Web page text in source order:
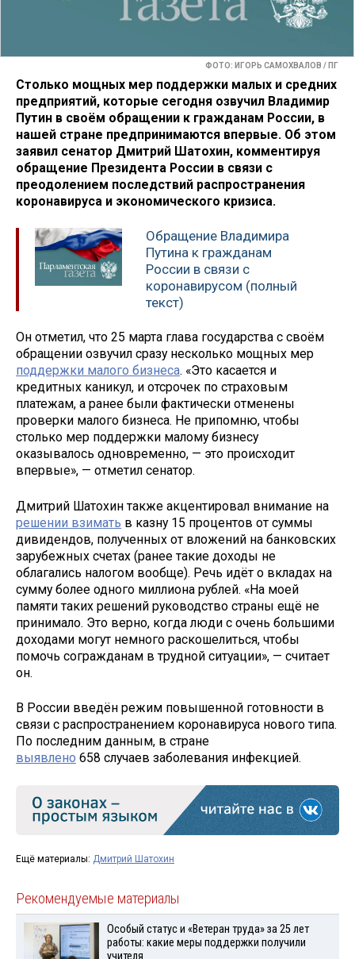
ФОТО: ИГОРЬ САМОХВАЛОВ / ПГ
Столько мощных мер поддержки малых и средних
предприятий, которые сегодня озвучил Владимир
Путин в своём обращении к гражданам России, в
нашей стране предпринимаются впервые. Об этом
заявил сенатор Дмитрий Шатохин, комментируя
обращение Президента России в связи с
преодолением последствий распространения
коронавируса и экономического кризиса.
Обращение Владимира
Путина к гражданам
России в связи с
коронавирусом (полный
текст)
Он отметил, что 25 марта глава государства с своём
обращении озвучил сразу несколько мощных мер
поддержки малого бизнеса. «Это касается и
кредитных каникул, и отсрочек по страховым
платежам, а ранее были фактически отменены
проверки малого бизнеса. Не припомню, чтобы
столько мер поддержки малому бизнесу
оказывалось одновременно, — это происходит
впервые», — отметил сенатор.
Дмитрий Шатохин также акцентировал внимание на
решении взимать в казну 15 процентов от суммы
дивидендов, полученных от вложений на банковских
зарубежных счетах (ранее такие доходы не
облагались налогом вообще). Речь идёт о вкладах на
сумму более одного миллиона рублей. «На моей
памяти таких решений руководство страны ещё не
принимало. Это верно, когда люди с очень большими
доходами могут немного раскошелиться, чтобы
помочь согражданам в трудной ситуации», — считает
он.
В России введён режим повышенной готовности в
связи с распространением коронавируса нового типа.
По последним данным, в стране
выявлено 658 случаев заболевания инфекцией.
Ещё материалы: Дмитрий Шатохин
Рекомендуемые материалы
Особый статус и «Ветеран труда» за 25 лет
работы: какие меры поддержки получили
учителя